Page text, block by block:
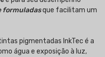
formuladasque facilitam um
pigmentadas InkTec é a
água e exposição à luz,